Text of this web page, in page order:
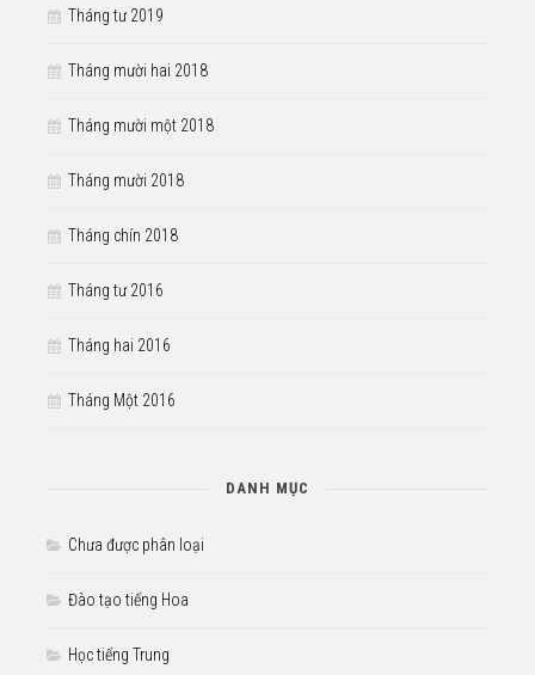
Tháng tư 2019
Tháng mười hai 2018
Tháng mười một 2018
Tháng mười 2018
Tháng chín 2018
Tháng tư 2016
Tháng hai 2016
Tháng Một 2016
DANH MỤC
Chưa được phân loại
Đào tạo tiếng Hoa
Học tiếng Trung